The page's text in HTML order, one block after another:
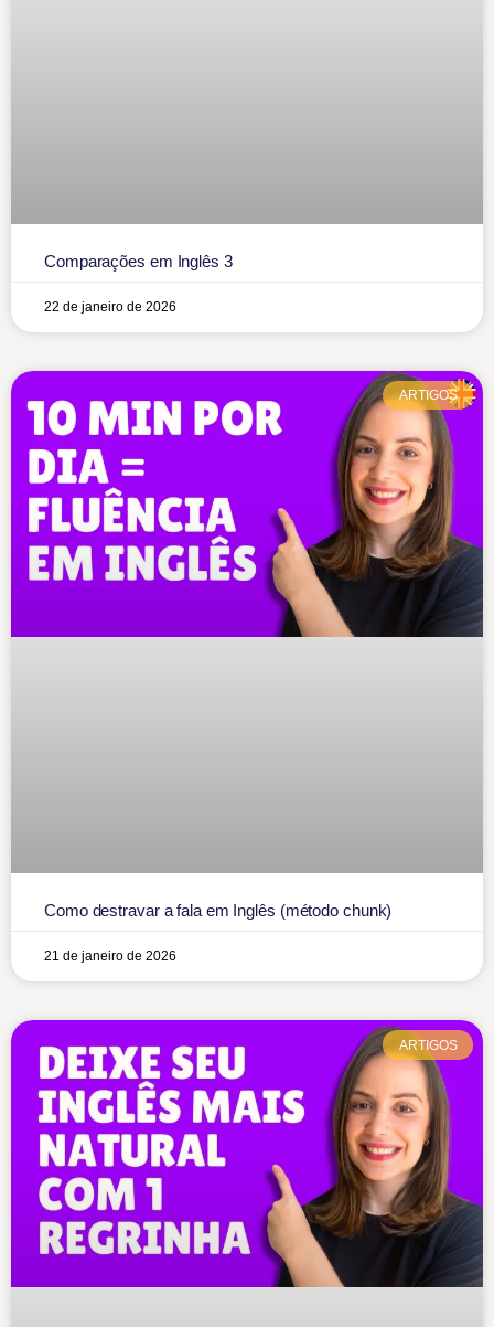
Comparações em Inglês 3
22 de janeiro de 2026
ARTIGOS
Como destravar a fala em Inglês (método chunk)
21 de janeiro de 2026
ARTIGOS